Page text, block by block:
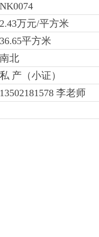
万元/平方米
平方米
北
产（小证）
13502181578 李老师